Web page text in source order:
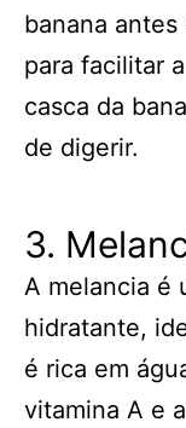
banana
para facilitar
casca da
de digerir.
3.
A melancia é
hidratante,
é rica em
vitamina A e